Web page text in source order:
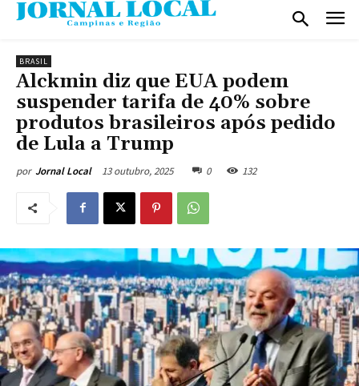
BRASIL
Alckmin diz que EUA podem
suspender tarifa de 40% sobre
produtos brasileiros após pedido
de Lula a Trump
por Jornal Local 13 outubro, 2025 0 132